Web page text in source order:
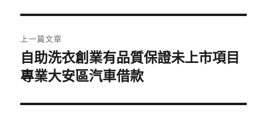
章
導
覽
上一篇文章
上
一
文
自助洗衣創業有品質保證未上市項目
專業大安區汽車借款